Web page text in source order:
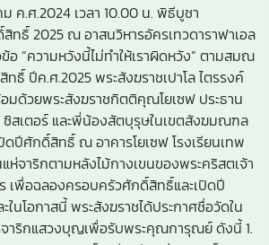
ค.ศ.2024 เวลา 10.00 น. พิธีบูชา
ธิ์ 2025 ณ อาสนวิหารอัครเทวดาราฟาเอล
อ “ความหวังนี้ไม่ทำให้เราผิดหวัง” ตามสมณ
ธิ์ ปีค.ศ.2025 พระสังฆราชเปาโล ไตรรงค์
มด้วยพระสังฆราชกิตติคุณโยเซฟ ประธาน
สเตอร์ และพี่น้องสัตบุรุษในเขตสังฆมณฑล
ปีศักดิ์สิทธิ์ ณ อาคารโยเซฟ โรงเรียนเทพ
ห่จาริกตามหลังไม้กางเขนของพระคริสตเจ้า
เพื่อฉลองครอบครัวศักดิ์สิทธิ์และเปิดปี
นโอกาสนี้ พระสังฆราชได้ประกาศชื่อวัดใน
าริกแสวงบุญเพื่อรับพระคุณการุณย์ ดังนี้ 1.